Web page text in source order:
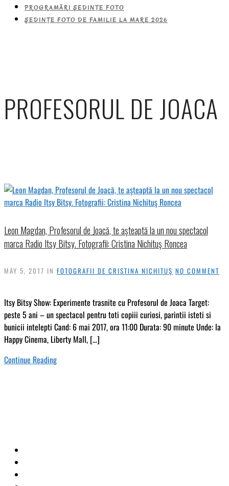
PROGRAMĂRI ŞEDINŢE FOTO
ŞEDINŢE FOTO DE FAMILIE LA MARE 2026
PROFESORUL DE JOACA
Leon Magdan, Profesorul de Joacă, te aşteaptă la un nou spectacol
marca Radio Itsy Bitsy. Fotografii: Cristina Nichituş Roncea
MAY 5, 2017 IN FOTOGRAFII DE CRISTINA NICHITUŞ NO COMMENT
Itsy Bitsy Show: Experimente trasnite cu Profesorul de Joaca Target:
peste 5 ani – un spectacol pentru toti copiii curiosi, parintii isteti si
bunicii intelepti Cand: 6 mai 2017, ora 11:00 Durata: 90 minute Unde: la
Happy Cinema, Liberty Mall, […]
Continue Reading